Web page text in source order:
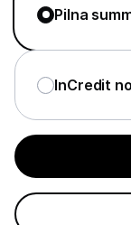
Veļas
Plītis
Tvaika
Pilna
InCredit